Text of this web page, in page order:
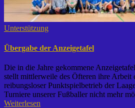
Unterstützung
Übergabe der Anzeigetafel
Die in die Jahre gekommene
stellt mittlerweile des Öfteren ihre Arbeit
reibungsloser Punktspielbetrieb der
Turniere unserer Fußballer nicht mehr
Weiterlesen